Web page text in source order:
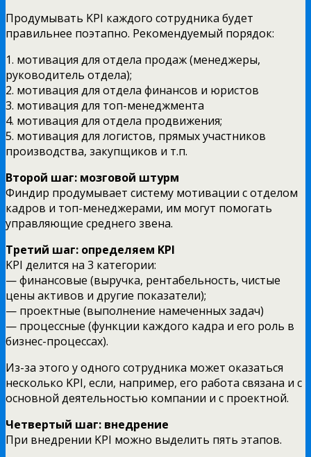
Продумывать KPI каждого сотрудника будет
правильнее поэтапно. Рекомендуемый порядок:
1. мотивация для отдела продаж (менеджеры,
руководитель отдела);
2. мотивация для отдела финансов и юристов
3. мотивация для топ-менеджмента
4. мотивация для отдела продвижения;
5. мотивация для логистов, прямых участников
производства, закупщиков и т.п.
Второй шаг: мозговой штурм
Финдир продумывает систему мотивации с отделом
кадров и топ-менеджерами, им могут помогать
управляющие среднего звена.
Третий шаг: определяем KPI
KPI делится на 3 категории:
— финансовые (выручка, рентабельность, чистые
цены активов и другие показатели);
— проектные (выполнение намеченных задач)
— процессные (функции каждого кадра и его роль в
бизнес-процессах).
Из-за этого у одного сотрудника может оказаться
несколько KPI, если, например, его работа связана и с
основной деятельностью компании и с проектной.
Четвертый шаг: внедрение
При внедрении KPI можно выделить пять этапов.